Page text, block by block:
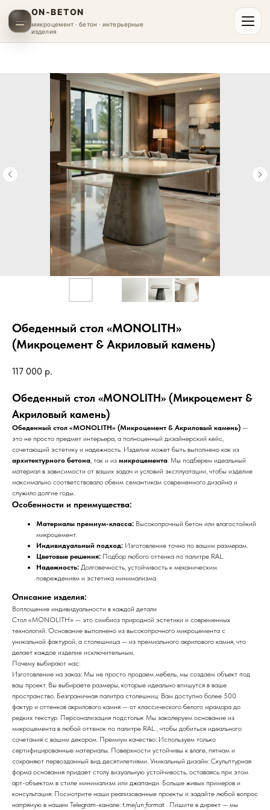
ON-BETON
микроцемент · бетон · интерьерные
изделия
Обеденный стол «MONOLITH»
(Микроцемент & Акриловый камень)
117 000 р.
Обеденный стол «MONOLITH» (Микроцемент &
Акриловый камень)
Обеденный стол «MONOLITH» (Микроцемент & Акриловый камень) —
это не просто предмет интерьера, а полноценный дизайнерский кейс,
сочетающий эстетику и надежность. Изделие может быть выполнено как из
архитектурного бетона, так и из микроцемента. Мы подберем идеальный
материал в зависимости от ваших задач и условий эксплуатации, чтобы изделие
максимально соответствовало обеим семантикам современного дизайна и
служило долгие годы.
Особенности и преимущества:
Материалы премиум-класса: Высокопрочный бетон или влагостойкий
микроцемент.
Индивидуальный подход: Изготовление точно по вашим размерам.
Цветовые решения: Подбор любого оттенка по палитре RAL.
Надежность: Долговечность, устойчивость к механическим
повреждениям и эстетика минимализма.
Описание изделия:
Воплощение индивидуальности в каждой детали
Стол «MONOLITH» — это симбиоз природной эстетики и современных
технологий. Основание выполнено из высокопрочного микроцемента с
уникальной фактурой, а столешница — из премиального акрилового камня, что
делает каждое изделие исключительным.
Почему выбирают нас:
Изготовление на заказ: Мы не просто продаем мебель, мы создаем объект под
ваш проект. Вы выбираете размеры, которые идеально впишутся в ваше
пространство. Безграничная палитра столешниц: Вам доступно более 500
фактур и оттенков акрилового камня — от классического белого мрамора до
редких текстур. Персонализация подстолья: Мы заколеруем основание из
микроцемента в любой оттенок по палитре RAL , чтобы добиться идеального
сочетания с вашим декором. Премиум качество: Используем только
сертифицированные материалы. Поверхности устойчивы к влаге, пятнам и
сохраняют первозданный вид десятилетиями. Уникальный дизайн: Скульптурная
форма основания придает столу визуальную устойчивость, оставаясь при этом
арт-объектом в стиле минимализм или джапанди. Больше живых примеров и
консультация: Посмотрите наши реализованные проекты и задайте любой вопрос
напрямую в нашем Telegram-канале: t.me/un_format . Пишите в директ — мы